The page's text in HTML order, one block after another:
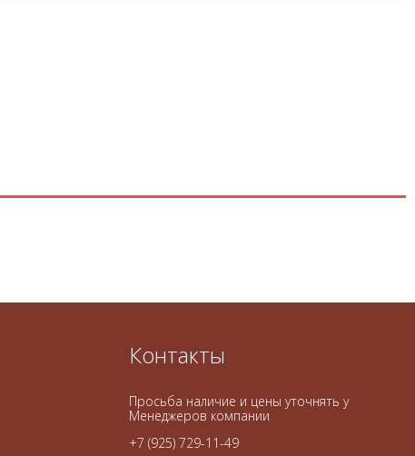
Контакты
Просьба наличие и цены уточнять у
Менеджеров компании
+7 (925) 729-11-49